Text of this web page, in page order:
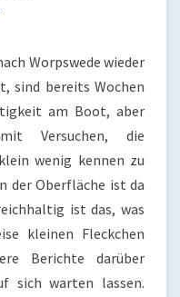
Worpswede wieder
sind bereits Wochen
am Boot, aber
Versuchen, die
wenig kennen zu
der Oberfläche ist da
ist das, was
kleinen Fleckchen
Berichte darüber
sich warten lassen.